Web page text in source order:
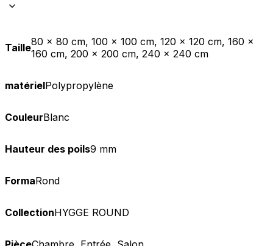
Taille80 x 80 cm, 100 x 100 cm, 120 x 120 cm, 160 x
160 cm, 200 x 200 cm, 240 x 240 cm
matérielPolypropylène
CouleurBlanc
Hauteur des poils9 mm
FormaRond
CollectionHYGGE ROUND